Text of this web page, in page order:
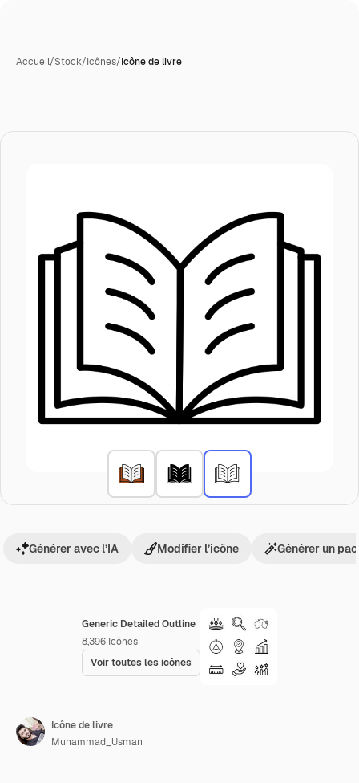
Accueil/Stock/Icônes/Icône de livre
Generic Detailed Outline
8,396 Icônes
Voir toutes les icônes
Générer avec l’IA Modifier l’icône Générer un
Icône de livre
Muhammad_Usman